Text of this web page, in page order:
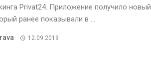
Privat24. Приложение получило новый
ранее показывали в ...
12.09.2019